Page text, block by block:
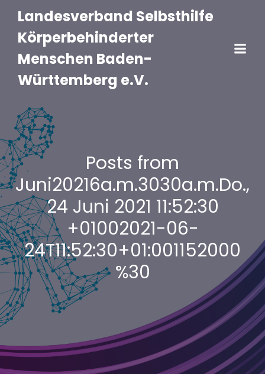
Landesverband Selbsthilfe
Körperbehinderter
Menschen Baden-
Württemberg e.V.
Posts from
Juni20216a.m.3030a.m.Do.,
24 Juni 2021 11:52:30
+01002021-06-
24T11:52:30+01:001152000
%30